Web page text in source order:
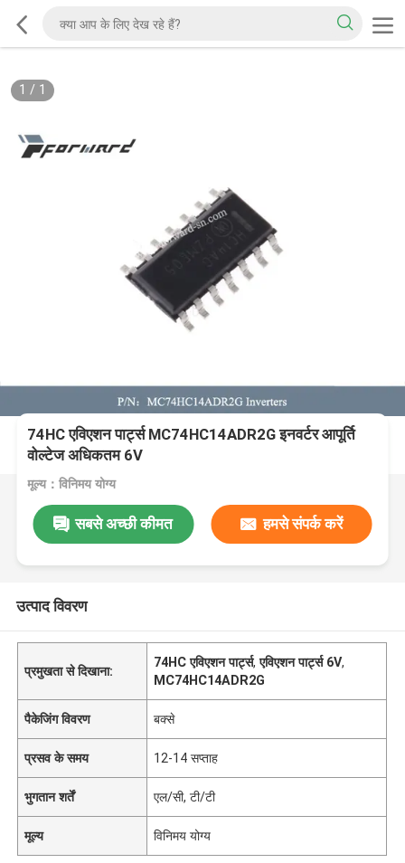
1 / 1
74HC एविएशन पार्ट्स MC74HC14ADR2G इनवर्टर आपूर्ति
वोल्टेज अधिकतम 6V
मूल्य：विनिमय योग्य
सबसे अच्छी कीमत हमसे संपर्क करें
उत्पाद विवरण
प्रमुखता से दिखाना:
74HC एविएशन पार्ट्स,एविएशन पार्ट्स 6V,
MC74HC14ADR2G
पैकेजिंग विवरण बक्से
प्रसव के समय 12-14 सप्ताह
भुगतान शर्तें एल/सी, टी/टी
मूल्य विनिमय योग्य